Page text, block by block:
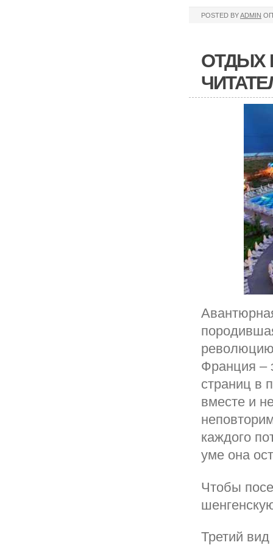
POSTED BYADMIN
ОТДЫХ
Франция –
страниц в
вместе и
каждого
уме она
Чтобы
Третий